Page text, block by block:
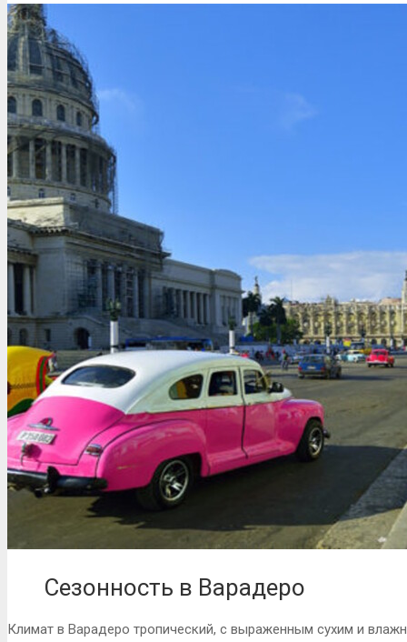
Сезонность в Варадеро
Климат в Варадеро тропический, с выраженным сухим и